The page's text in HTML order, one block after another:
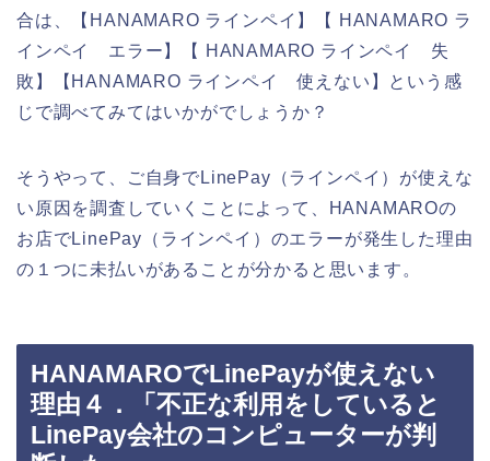
合は、【HANAMARO ラインペイ】【 HANAMARO ラ
インペイ エラー】【 HANAMARO ラインペイ 失
敗】【HANAMARO ラインペイ 使えない】という感
じで調べてみてはいかがでしょうか？
そうやって、ご自身でLinePay（ラインペイ）が使えな
い原因を調査していくことによって、HANAMAROの
お店でLinePay（ラインペイ）のエラーが発生した理由
の１つに未払いがあることが分かると思います。
HANAMAROでLinePayが使えない
理由４．「不正な利用をしていると
LinePay会社のコンピューターが判